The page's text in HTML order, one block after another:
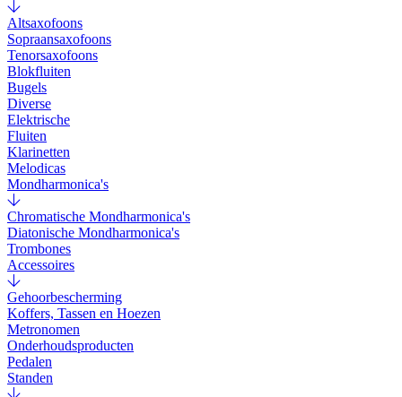
Altsaxofoons
Sopraansaxofoons
Tenorsaxofoons
Blokfluiten
Bugels
Diverse
Elektrische
Fluiten
Klarinetten
Melodicas
Mondharmonica's
Chromatische Mondharmonica's
Diatonische Mondharmonica's
Trombones
Accessoires
Gehoorbescherming
Koffers, Tassen en Hoezen
Metronomen
Onderhoudsproducten
Pedalen
Standen